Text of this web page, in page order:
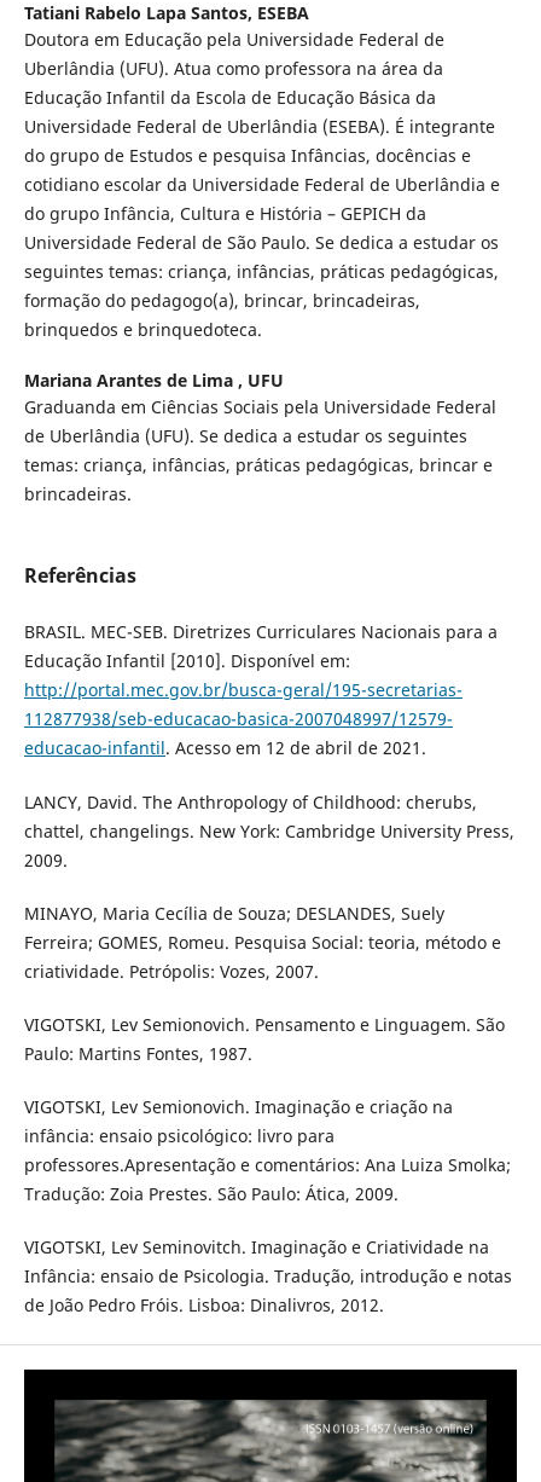
Tatiani Rabelo Lapa Santos, ESEBA
Doutora em Educação pela Universidade Federal de
Uberlândia (UFU). Atua como professora na área da
Educação Infantil da Escola de Educação Básica da
Universidade Federal de Uberlândia (ESEBA). É integrante
do grupo de Estudos e pesquisa Infâncias, docências e
cotidiano escolar da Universidade Federal de Uberlândia e
do grupo Infância, Cultura e História – GEPICH da
Universidade Federal de São Paulo. Se dedica a estudar os
seguintes temas: criança, infâncias, práticas pedagógicas,
formação do pedagogo(a), brincar, brincadeiras,
brinquedos e brinquedoteca.
Mariana Arantes de Lima , UFU
Graduanda em Ciências Sociais pela Universidade Federal
de Uberlândia (UFU). Se dedica a estudar os seguintes
temas: criança, infâncias, práticas pedagógicas, brincar e
brincadeiras.
Referências
BRASIL. MEC-SEB. Diretrizes Curriculares Nacionais para a
Educação Infantil [2010]. Disponível em:
http://portal.mec.gov.br/busca-geral/195-secretarias-
112877938/seb-educacao-basica-2007048997/12579-
educacao-infantil. Acesso em 12 de abril de 2021.
LANCY, David. The Anthropology of Childhood: cherubs,
chattel, changelings. New York: Cambridge University Press,
2009.
MINAYO, Maria Cecília de Souza; DESLANDES, Suely
Ferreira; GOMES, Romeu. Pesquisa Social: teoria, método e
criatividade. Petrópolis: Vozes, 2007.
VIGOTSKI, Lev Semionovich. Pensamento e Linguagem. São
Paulo: Martins Fontes, 1987.
VIGOTSKI, Lev Semionovich. Imaginação e criação na
infância: ensaio psicológico: livro para
professores.Apresentação e comentários: Ana Luiza Smolka;
Tradução: Zoia Prestes. São Paulo: Ática, 2009.
VIGOTSKI, Lev Seminovitch. Imaginação e Criatividade na
Infância: ensaio de Psicologia. Tradução, introdução e notas
de João Pedro Fróis. Lisboa: Dinalivros, 2012.